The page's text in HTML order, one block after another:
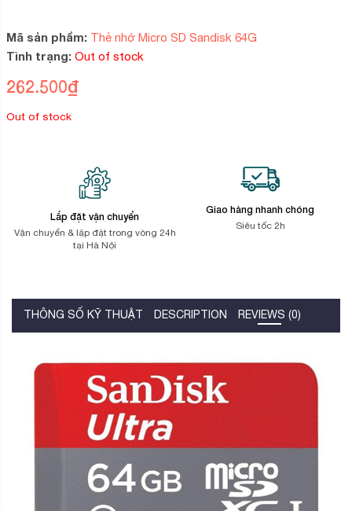
5
dựa
trên
giá
Mã sản phẩm: Thẻ nhớ Micro SD Sandisk 64G
Tình trạng: Out of stock
262.500₫
Out of stock
Lắp đặt vận chuyển
Vận chuyển & lặp đặt trong vòng 24h
tại Hà Nội
Giao hàng nhanh chóng
Siêu tốc 2h
THÔNG SỐ KỸ THUẬT DESCRIPTION REVIEWS (0)